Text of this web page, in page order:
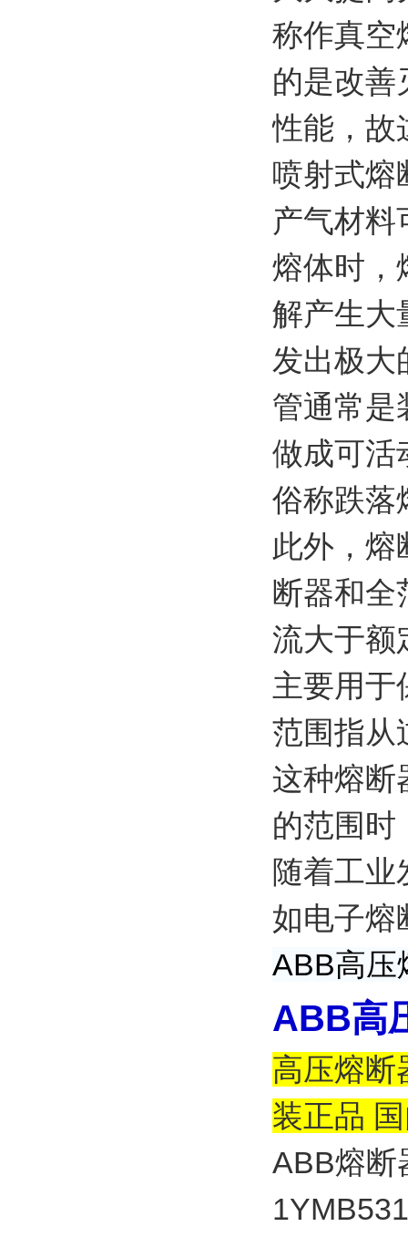
称作真空
的是改善
性能，故
喷射式熔
产气材料
熔体时，
解产生大
发出极大
管通常是
做成可活
俗称跌落
此外，熔
断器和全
流大于额
主要用于
范围指从
这种熔断
的范围时
随着工
如电子熔
ABB高
ABB高
高压熔断
装正品
ABB熔断